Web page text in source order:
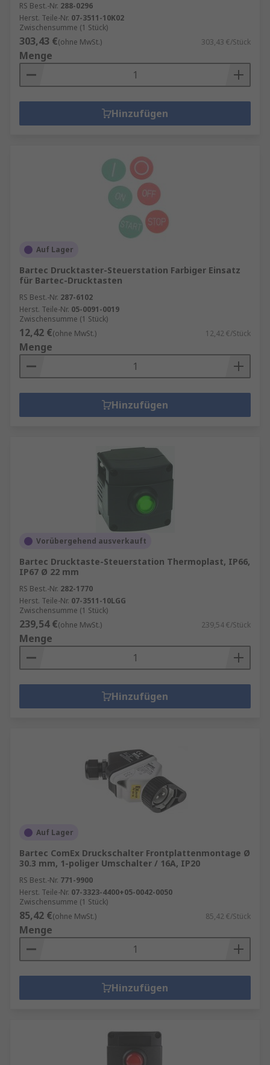
RS Best.-Nr. 288-0296
Herst. Teile-Nr. 07-3511-10K02
Zwischensumme (1 Stück)
303,43 €(ohne MwSt.) 303,43 €/Stück
Menge
Hinzufügen
Auf Lager
Bartec Drucktaster-Steuerstation Farbiger Einsatz
für Bartec-Drucktasten
RS Best.-Nr. 287-6102
Herst. Teile-Nr. 05-0091-0019
Zwischensumme (1 Stück)
12,42 €(ohne MwSt.) 12,42 €/Stück
Menge
Hinzufügen
Vorübergehend ausverkauft
Bartec Drucktaste-Steuerstation Thermoplast, IP66,
IP67 Ø 22 mm
RS Best.-Nr. 282-1770
Herst. Teile-Nr. 07-3511-10LGG
Zwischensumme (1 Stück)
239,54 €(ohne MwSt.) 239,54 €/Stück
Menge
Hinzufügen
Auf Lager
Bartec ComEx Druckschalter Frontplattenmontage Ø
30.3 mm, 1-poliger Umschalter / 16A, IP20
RS Best.-Nr. 771-9900
Herst. Teile-Nr. 07-3323-4400+05-0042-0050
Zwischensumme (1 Stück)
85,42 €(ohne MwSt.) 85,42 €/Stück
Menge
Hinzufügen